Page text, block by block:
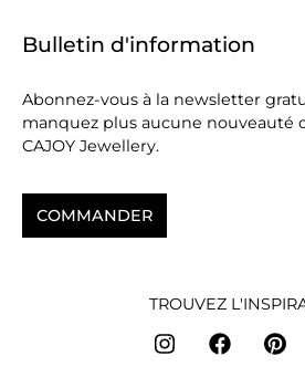
Bulletin d'information
Abonnez-vous à la newsletter
manquez plus aucune nouveauté
CAJOY Jewellery.
COMMANDER
TROUVEZ